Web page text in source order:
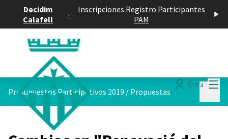
Decidim
Calafell
-
Inscripciones Registro Participantes
PAM
Entra
Presupuestos Participativos 2019 / Propuestas